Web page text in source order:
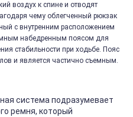
воздух к спине и отводят
чему облегченный рюкзак
с внутренним расположением
набедренным поясом для
стабильности при ходьбе. Пояс
и является частично съемным.
система подразумевает
ремня, который